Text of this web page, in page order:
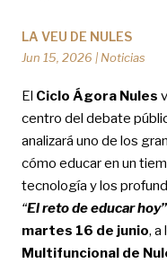
LA VEU DE NULES
Jun 15, 2026 | Noticias
El Ciclo Ágora Nules
centro del debate
analizará uno de los
cómo educar en un
tecnología y los
“El reto de educar hoy”
martes 16 de junio, a
Multifuncional de